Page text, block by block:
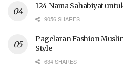
124 Nama Sahabiyat
9056 SHARES
Pagelaran Fashion
Style
634 SHARES